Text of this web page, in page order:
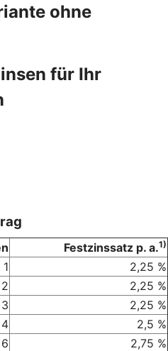
ohne
für Ihr
Festzinssatz p. a.1)
1
2,25 %
2
2,25 %
3
2,25 %
4
2,5 %
6
2,75 %